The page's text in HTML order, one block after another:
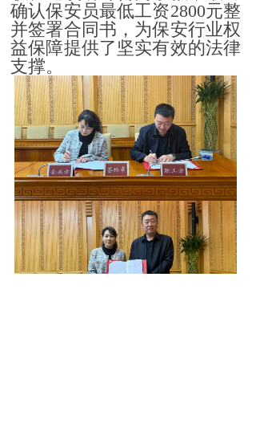
确认保安员最低工资2800元整
并签署合同书，为保安行业权
益保障提供了坚实有效的法律
支撑。